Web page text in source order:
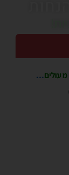
מעולים…